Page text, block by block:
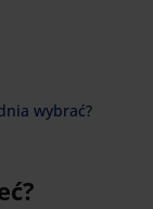
wybrać?